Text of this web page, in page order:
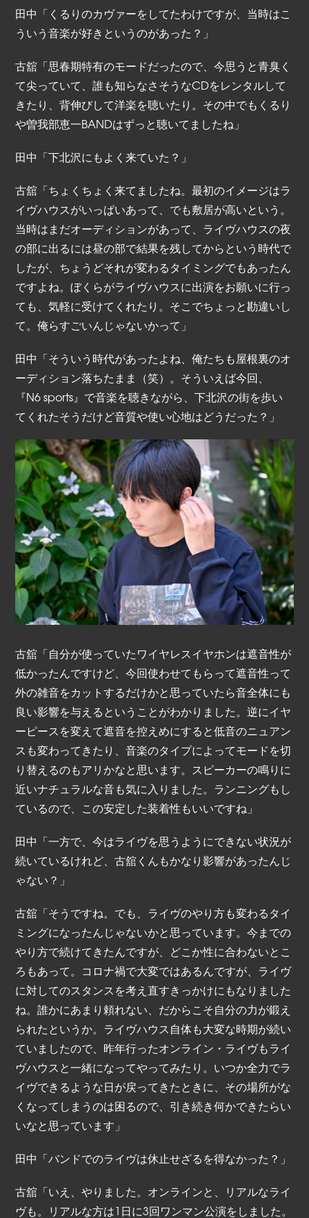
田中「くるりのカヴァーをしてたわけですが、当時はこ
ういう音楽が好きというのがあった？」
古舘「思春期特有のモードだったので、今思うと青臭く
て尖っていて、誰も知らなさそうなCDをレンタルして
きたり、背伸びして洋楽を聴いたり。その中でもくるり
や曽我部恵一BANDはずっと聴いてましたね」
田中「下北沢にもよく来ていた？」
古舘「ちょくちょく来てましたね。最初のイメージはラ
イヴハウスがいっぱいあって、でも敷居が高いという。
当時はまだオーディションがあって、ライヴハウスの夜
の部に出るには昼の部で結果を残してからという時代で
したが、ちょうどそれが変わるタイミングでもあったん
ですよね。ぼくらがライヴハウスに出演をお願いに行っ
ても、気軽に受けてくれたり。そこでちょっと勘違いし
て。俺らすごいんじゃないかって」
田中「そういう時代があったよね、俺たちも屋根裏のオ
ーディション落ちたまま（笑）。そういえば今回、
『N6 sports』で音楽を聴きながら、下北沢の街を歩い
てくれたそうだけど音質や使い心地はどうだった？」
古舘「自分が使っていたワイヤレスイヤホンは遮音性が
低かったんですけど、今回使わせてもらって遮音性って
外の雑音をカットするだけかと思っていたら音全体にも
良い影響を与えるということがわかりました。逆にイヤ
ーピースを変えて遮音を控えめにすると低音のニュアン
スも変わってきたり、音楽のタイプによってモードを切
り替えるのもアリかなと思います。スピーカーの鳴りに
近いナチュラルな音も気に入りました。ランニングもし
ているので、この安定した装着性もいいですね」
田中「一方で、今はライヴを思うようにできない状況が
続いているけれど、古舘くんもかなり影響があったんじ
ゃない？」
古舘「そうですね。でも、ライヴのやり方も変わるタイ
ミングになったんじゃないかと思っています。今までの
やり方で続けてきたんですが、どこか性に合わないとこ
ろもあって。コロナ禍で大変ではあるんですが、ライヴ
に対してのスタンスを考え直すきっかけにもなりました
ね。誰かにあまり頼れない、だからこそ自分の力が鍛え
られたというか。ライヴハウス自体も大変な時期が続い
ていましたので、昨年行ったオンライン・ライヴもライ
ヴハウスと一緒になってやってみたり。いつか全力でラ
イヴできるような日が戻ってきたときに、その場所がな
くなってしまうのは困るので、引き続き何かできたらい
いなと思っています」
田中「バンドでのライヴは休止せざるを得なかった？」
古舘「いえ、やりました。オンラインと、リアルなライ
ヴも。リアルな方は1日に3回ワンマン公演をしました。